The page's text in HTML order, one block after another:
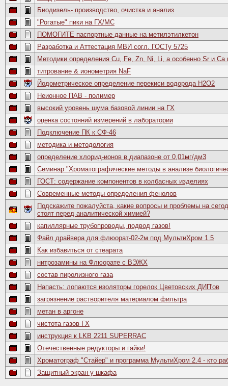
Биодизель- производство, очистка и анализ
"Рогатые" пики на ГХ/МС
ПОМОГИТЕ паспортные данные на метилэтилкетон
Разработка и Аттестация МВИ согл. ГОСТу 5725
Методики определения Cu, Fe, Zn, Ni, Li, а особенно Sr и Ca
титрование & ионометрия NaF
Йодометрическое определение перекиси водорода H2O2
Неионное ПАВ - полимер
высокий уровень шума базовой линии на ГХ
оценка состояний измерений в лаборатории
Подключение ПК к СФ-46
методика и методология
определение хлорид-ионов в диапазоне от 0,01мг/дм3
Семинар "Хроматографические методы в анализе
ГОСТ: содержание компонентов в колбасных изделиях
Современные методы определения фенолов
Подскажите пожалуйста, какие вопросы и проблемы на
стоят перед аналитической химией?
капиллярные трубопроводы, подвод газов!
Файл драйвера для флюорат-02-2м под МультиХром 1.5
Как избавиться от стеарата
нитрозамины на Флюорате с ВЭЖХ
состав пиролизного газа
Напасть: лопаются изоляторы горелок Цветовских ДИП'ов
загрязнение растворителя материалом фильтра
метан в аргоне
чистота газов ГХ
инструкция к LKB 2211 SUPERRAC
Отечественные редукторы и гайки!
Хроматограф "Стайер" и программа МультиХром 2.4 - кто
Защитный экран у шкафа